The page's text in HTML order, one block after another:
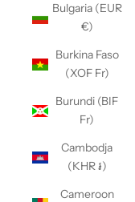
Bulgaria (EUR
€)
Burkina Faso
(XOF Fr)
Burundi (BIF
Fr)
Cambodja
(KHR ៛)
Cameroon